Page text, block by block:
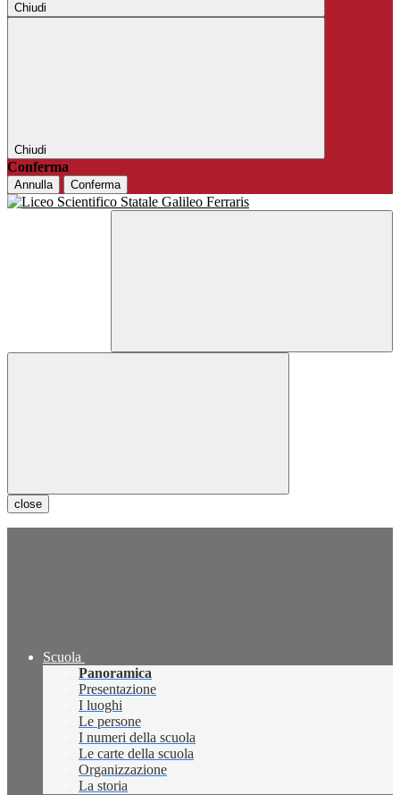
Chiudi
Chiudi
Conferma
Annulla Conferma
close
Scuola
Panoramica
Presentazione
I luoghi
Le persone
I numeri della scuola
Le carte della scuola
Organizzazione
La storia